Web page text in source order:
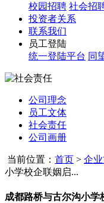
校园招聘 社会招
投资者关系
联系我们
员工登陆
统一登陆平台 同
公司理念
员工文体
社会责任
公司画册
当前位置： 首页 > 企
小学校企联姻启...
成都路桥与古尔沟小学